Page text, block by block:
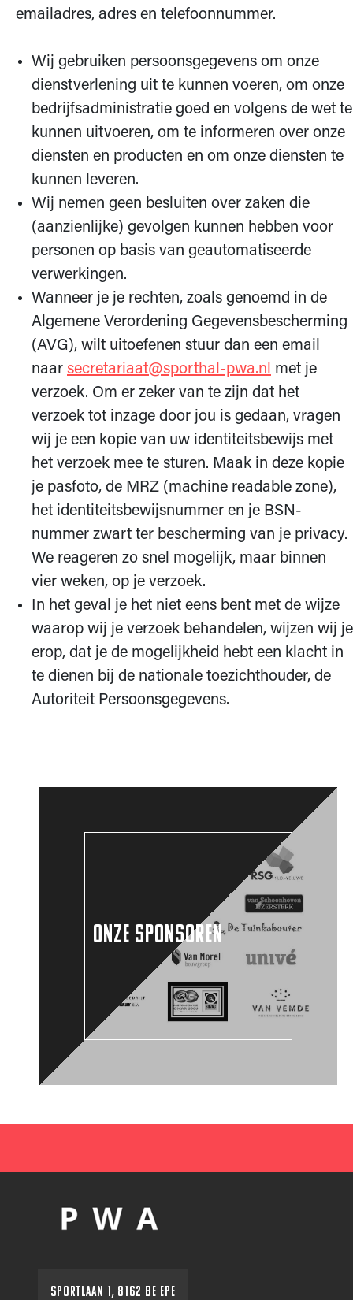
emailadres, adres en telefoonnummer.
Wij gebruiken persoonsgegevens om onze
dienstverlening uit te kunnen voeren, om onze
bedrijfsadministratie goed en volgens de wet te
kunnen uitvoeren, om te informeren over onze
diensten en producten en om onze diensten te
kunnen leveren.
Wij nemen geen besluiten over zaken die
(aanzienlijke) gevolgen kunnen hebben voor
personen op basis van geautomatiseerde
verwerkingen.
Wanneer je je rechten, zoals genoemd in de
Algemene Verordening Gegevensbescherming
(AVG), wilt uitoefenen stuur dan een email
naar secretariaat@sporthal-pwa.nl met je
verzoek. Om er zeker van te zijn dat het
verzoek tot inzage door jou is gedaan, vragen
wij je een kopie van uw identiteitsbewijs met
het verzoek mee te sturen. Maak in deze kopie
je pasfoto, de MRZ (machine readable zone),
het identiteitsbewijsnummer en je BSN-
nummer zwart ter bescherming van je privacy.
We reageren zo snel mogelijk, maar binnen
vier weken, op je verzoek.
In het geval je het niet eens bent met de wijze
waarop wij je verzoek behandelen, wijzen wij je
erop, dat je de mogelijkheid hebt een klacht in
te dienen bij de nationale toezichthouder, de
Autoriteit Persoonsgegevens.
ONZE SPONSOREN
SPORTLAAN 1, 8162 BE EPE